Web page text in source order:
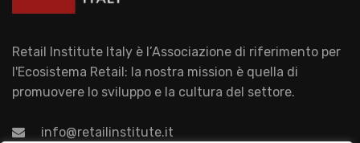
Retail Institute Italy è l’Associazione di riferimento per
l'Ecosistema Retail: la nostra mission è quella di
promuovere lo sviluppo e la cultura del settore.
info@retailinstitute.it